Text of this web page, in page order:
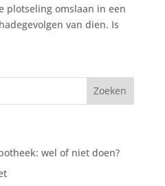
plotseling omslaan in een
van dien. Is
wel of niet doen?